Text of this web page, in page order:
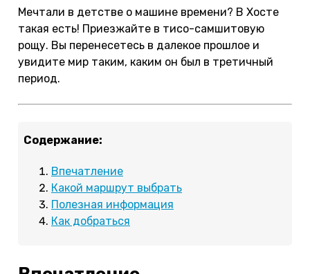
Мечтали в детстве о машине времени? В Хосте
такая есть! Приезжайте в тисо-самшитовую
рощу. Вы перенесетесь в далекое прошлое и
увидите мир таким, каким он был в третичный
период.
Содержание:
Впечатление
Какой маршрут выбрать
Полезная информация
Как добраться